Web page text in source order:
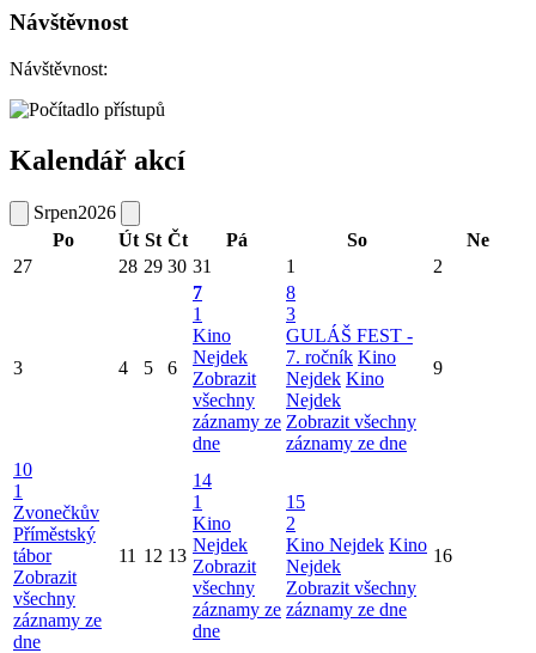
Návštěvnost
Návštěvnost:
Kalendář akcí
Srpen2026
Po
Út St Čt Pá So
Ne
27
28 29 30 31 1 2
3 4 5 6
7
1
Kino
Nejdek
Zobrazit
všechny
záznamy ze
dne
8
3
GULÁŠ FEST -
7. ročník Kino
Nejdek Kino
Nejdek
Zobrazit všechny
záznamy ze dne
9
10
1
Zvonečkův
Příměstský
tábor
Zobrazit
všechny
záznamy ze
dne
11 12 13
14
1
Kino
Nejdek
Zobrazit
všechny
záznamy ze
dne
15
2
Kino Nejdek Kino
Nejdek
Zobrazit všechny
záznamy ze dne
16